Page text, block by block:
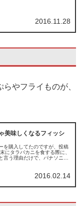
2016.11.28
やフライものが、
美味しくなるフィッシ
を購入してたのですが、投稿
にタラバカニを食する際に、
う理由だけで、パナソニッ
2016.02.14